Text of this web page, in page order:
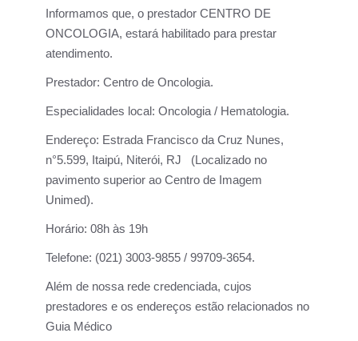
Informamos que, o prestador CENTRO DE
ONCOLOGIA, estará habilitado para prestar
atendimento.
Prestador: Centro de Oncologia.
Especialidades local: Oncologia / Hematologia.
Endereço: Estrada Francisco da Cruz Nunes,
n°5.599, Itaipú, Niterói, RJ (Localizado no
pavimento superior ao Centro de Imagem
Unimed).
Horário: 08h às 19h
Telefone: (021) 3003-9855 / 99709-3654.
Além de nossa rede credenciada, cujos
prestadores e os endereços estão relacionados no
Guia Médico